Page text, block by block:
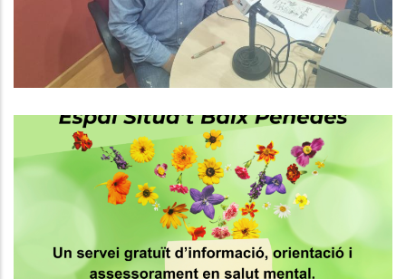
Servei Gratuït D’informació,
Orientació I Assessorament En
Salut Mental,